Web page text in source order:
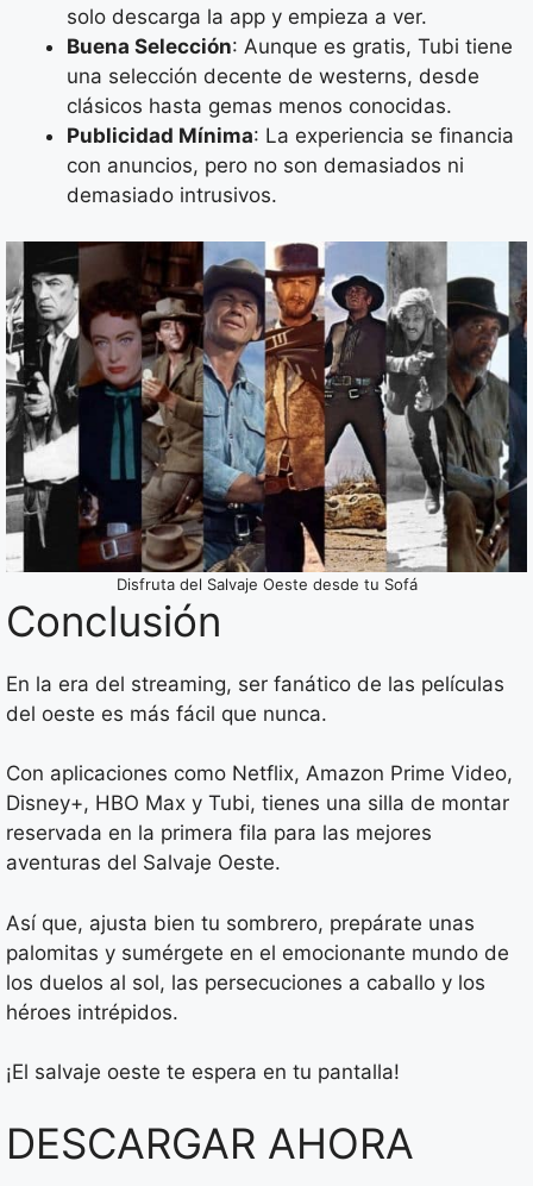
solo descarga la app y empieza a ver.
Buena Selección: Aunque es gratis, Tubi tiene
una selección decente de westerns, desde
clásicos hasta gemas menos conocidas.
Publicidad Mínima: La experiencia se financia
con anuncios, pero no son demasiados ni
demasiado intrusivos.
Disfruta del Salvaje Oeste desde tu Sofá
Conclusión
En la era del streaming, ser fanático de las películas
del oeste es más fácil que nunca.
Con aplicaciones como Netflix, Amazon Prime Video,
Disney+, HBO Max y Tubi, tienes una silla de montar
reservada en la primera fila para las mejores
aventuras del Salvaje Oeste.
Así que, ajusta bien tu sombrero, prepárate unas
palomitas y sumérgete en el emocionante mundo de
los duelos al sol, las persecuciones a caballo y los
héroes intrépidos.
¡El salvaje oeste te espera en tu pantalla!
DESCARGAR AHORA